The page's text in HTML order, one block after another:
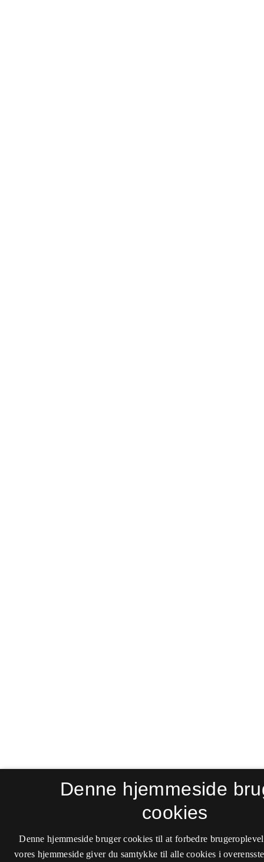
Denne hjemmeside
cookies
Denne hjemmeside bruger cookies til at forbedre
vores hjemmeside giver du samtykke til alle cookies i